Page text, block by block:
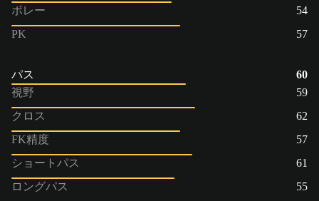
ボレー
54
PK
57
パス
60
視野
59
クロス
62
FK精度
57
ショートパス
61
ロングパス
55